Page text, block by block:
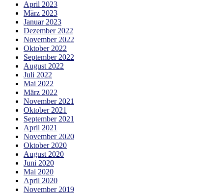
April 2023
März 2023
Januar 2023
Dezember 2022
November 2022
Oktober 2022
September 2022
August 2022
Juli 2022
Mai 2022
März 2022
November 2021
Oktober 2021
September 2021
April 2021
November 2020
Oktober 2020
August 2020
Juni 2020
Mai 2020
April 2020
November 2019